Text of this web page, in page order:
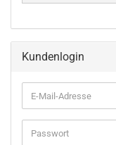
Kundenlogin
E-
Mail-
Adresse
Passwort